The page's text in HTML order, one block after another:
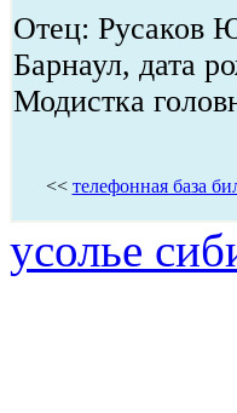
Отец: Русаков
Барнаул, дата
Модистка
<< телефонная база
усолье